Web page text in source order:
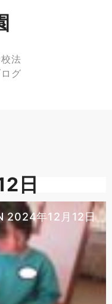
法
グ
日
2024年12月12日